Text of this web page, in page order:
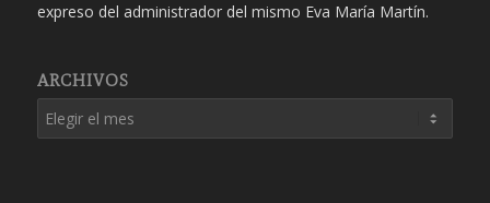
expreso del administrador del mismo Eva María Martín.
ARCHIVOS